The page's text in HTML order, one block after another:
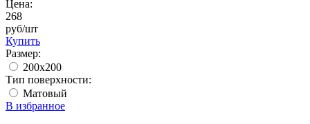
Цена:
268
руб/шт
Купить
Размер:
200x200
Тип поверхности:
Матовый
В избранное